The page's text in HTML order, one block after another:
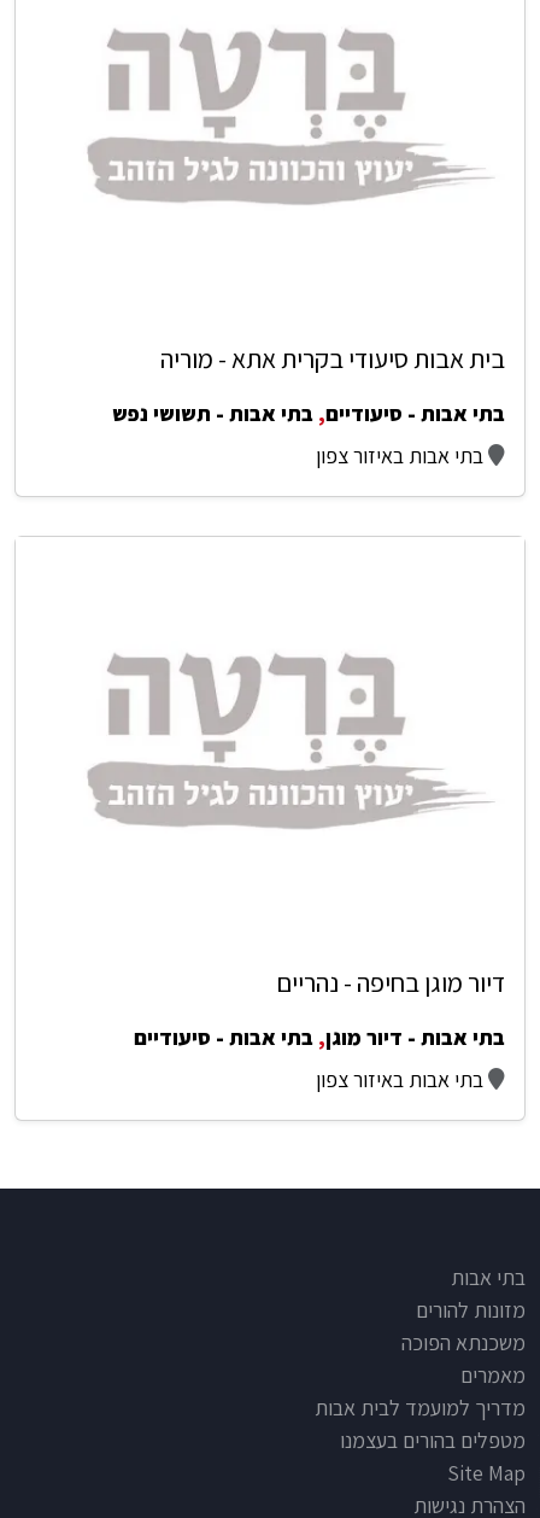
בית אבות סיעודי בקרית אתא - מוריה
בתי אבות - סיעודיים, בתי אבות - תשושי נפש
בתי אבות באיזור צפון
דיור מוגן בחיפה - נהריים
בתי אבות - דיור מוגן, בתי אבות - סיעודיים
בתי אבות באיזור צפון
Footer
בתי אבות
מזונות להורים
משכנתא הפוכה
מאמרים
מדריך למועמד לבית אבות
מטפלים בהורים בעצמנו
Site Map
הצהרת נגישות